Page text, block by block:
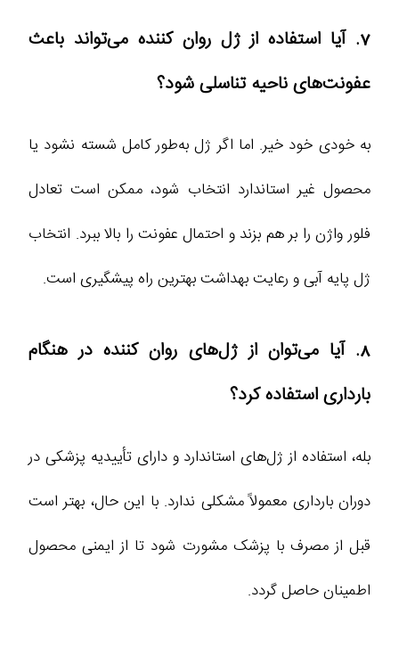
7. آیا استفاده از ژل روان کننده می‌تواند باعث
عفونت‌های ناحیه تناسلی شود؟
به خودی خود خیر. اما اگر ژل به‌طور کامل شسته نشود یا
محصول غیر استاندارد انتخاب شود، ممکن است تعادل
فلور واژن را بر هم بزند و احتمال عفونت را بالا ببرد. انتخاب
ژل پایه آبی و رعایت بهداشت بهترین راه پیشگیری است.
8. آیا می‌توان از ژل‌های روان کننده در هنگام
بارداری استفاده کرد؟
بله، استفاده از ژل‌های استاندارد و دارای تأییدیه پزشکی در
دوران بارداری معمولاً مشکلی ندارد. با این حال، بهتر است
قبل از مصرف با پزشک مشورت شود تا از ایمنی محصول
اطمینان حاصل گردد.